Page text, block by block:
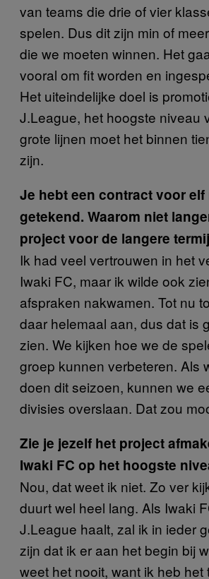
van teams die drie of vier
spelen. Dus dit zijn min of
die we moeten winnen. Het
vooral om fit worden en
Het uiteindelijke doel is
J.League, het hoogste niveau
grote lijnen moet het binnen
zijn.
Je hebt een contract voor elf
getekend. Waarom niet
project voor de langere
Ik had veel vertrouwen in het
Iwaki FC, maar ik wilde ook
afspraken nakwamen. Tot nu
daar helemaal aan, dus dat is
zien. We kijken hoe we de
groep kunnen verbeteren. Als
doen dit seizoen, kunnen we
divisies overslaan. Dat zou
Zie je jezelf het project
Iwaki FC op het hoogste
Nou, dat weet ik niet. Zo ver
duurt wel heel lang. Als Iwaki
J.League haalt, zal ik in ieder
zijn dat ik er aan het begin bij
weet het nooit, want ik heb het